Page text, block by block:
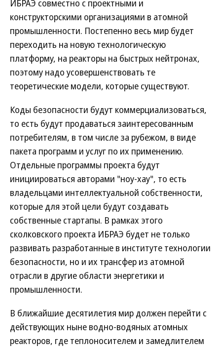
ИБРАЭ совместно с проектными и
конструкторскими организациями в атомной
промышленности. Постепенно весь мир будет
переходить на новую технологическую
платформу, на реакторы на быстрых нейтронах,
поэтому надо усовершенствовать те
теоретические модели, которые существуют.
Коды безопасности будут коммерциализоваться,
то есть будут продаваться заинтересованным
потребителям, в том числе за рубежом, в виде
пакета программ и услуг по их применению.
Отдельные программы проекта будут
инициироваться авторами "ноу-хау", то есть
владельцами интеллектуальной собственности,
которые для этой цели будут создавать
собственные стартапы. В рамках этого
сколковского проекта ИБРАЭ будет не только
развивать разработанные в институте технологии
безопасности, но и их трансфер из атомной
отрасли в другие области энергетики и
промышленности.
В ближайшие десятилетия мир должен перейти с
действующих ныне водно-водяных атомных
реакторов, где теплоносителем и замедлителем